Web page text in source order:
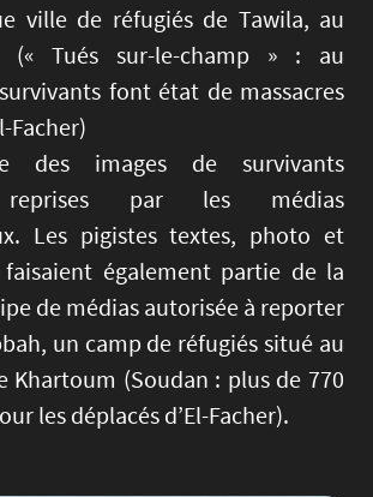
ville de réfugiés de Tawila, au
(« Tués sur-le-champ » : au
font état de massacres
Facher)
des images de survivants
reprises par les médias
Les pigistes textes, photo et
également partie de la
de médias autorisée à reporter
un camp de réfugiés situé au
Khartoum (Soudan : plus de 770
les déplacés d’El-Facher).